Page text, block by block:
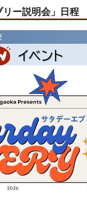
リー説明会」日程